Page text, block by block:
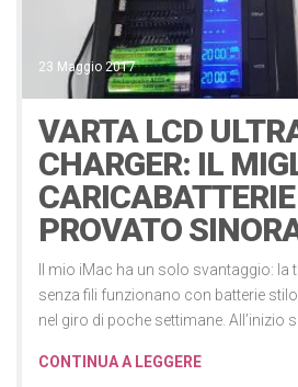
23 Maggio 2017
VARTA LCD
CHARGER: IL
PROVATO
Il mio iMac ha un solo svantaggio: la
senza fili funzionano con batterie
nel giro di poche settimane. All’inizio
CONTINUA A LEGGERE